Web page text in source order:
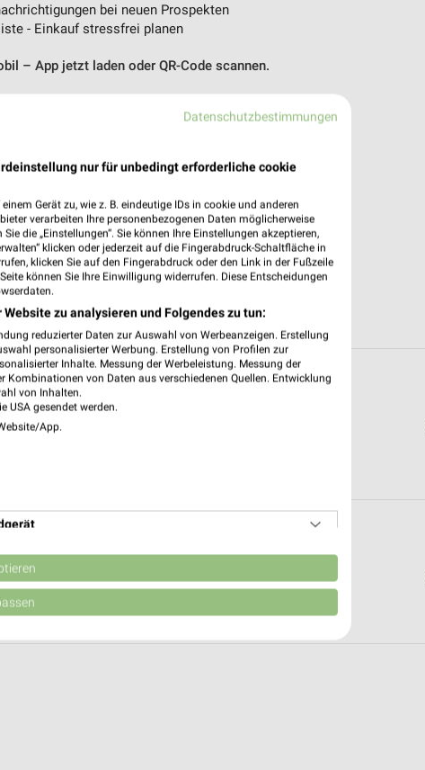
bei neuen Prospekten
- Einkauf stressfrei planen
– App jetzt laden oder QR-Code scannen.
Datenschutzbestimmungen
nur für unbedingt erforderliche cookie
Gerät zu, wie z. B. eindeutige IDs in cookie und anderen
verarbeiten Ihre personenbezogenen Daten möglicherweise
die „Einstellungen“. Sie können Ihre Einstellungen akzeptieren,
klicken oder jederzeit auf die Fingerabdruck-Schaltfläche in
klicken Sie auf den Fingerabdruck oder den Link in der Fußzeile
können Sie Ihre Einwilligung widerrufen. Diese Entscheidungen
zu analysieren und Folgendes zu tun:
reduzierter Daten zur Auswahl von Werbeanzeigen. Erstellung
personalisierter Werbung. Erstellung von Profilen zur
Inhalte. Messung der Werbeleistung. Messung der
von Daten aus verschiedenen Quellen. Entwicklung
von Inhalten.
USA gesendet werden.
App.